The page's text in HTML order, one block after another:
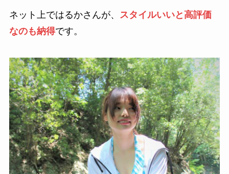
ネット上ではるかさんが、 スタイルいいと高評価
なのも納得です。